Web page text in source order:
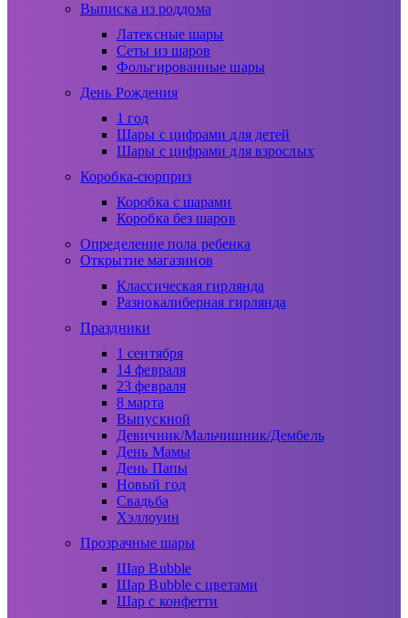
Выписка из роддома
Латексные шары
Сеты из шаров
Фольгированные шары
День Рождения
1 год
Шары с цифрами для детей
Шары с цифрами для взрослых
Коробка-сюрприз
Коробка с шарами
Коробка без шаров
Определение пола ребенка
Открытие магазинов
Классическая гирлянда
Разнокалиберная гирлянда
Праздники
1 сентября
14 февраля
23 февраля
8 марта
Выпускной
Девичник/Мальчишник/Дембель
День Мамы
День Папы
Новый год
Свадьба
Хэллоуин
Прозрачные шары
Шар Bubble
Шар Bubble с цветами
Шар с конфетти